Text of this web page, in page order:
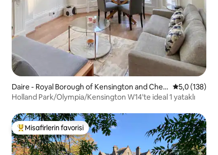
Daire - Royal Borough of Kensington and Chels
ea
5 üzerinden
5,0 (138)
Holland Park/Olympia/Kensington W14'te ideal 1 yataklı
Misafirlerin favorilerinden en beğenilenler arasında
Misafirlerin favorisi